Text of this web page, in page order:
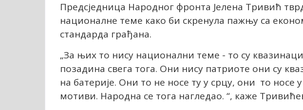
Предсједница Народног фронта Јелена Тривић
националне теме како би скренула пажњу са
стандарда грађана.
„За њих то нису национални теме - то су
позадина свега тога. Они нису патриоте они су
на батерије. Они то не носе ту у срцу, они то носе
мотиви. Народна се тога нагледао. “, каже